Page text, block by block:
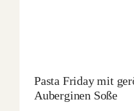
Pasta Friday mit
Auberginen Soße